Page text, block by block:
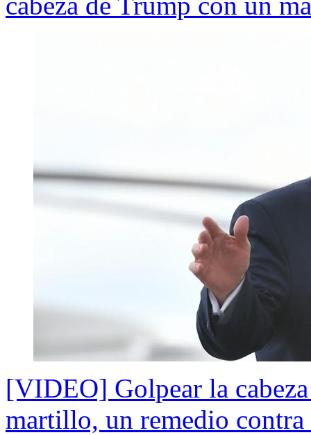
[VIDEO] Golpear la
martillo, un remedio contra